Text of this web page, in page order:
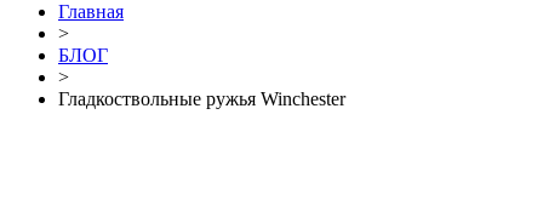
Главная
>
БЛОГ
>
Гладкоствольные ружья Winchester